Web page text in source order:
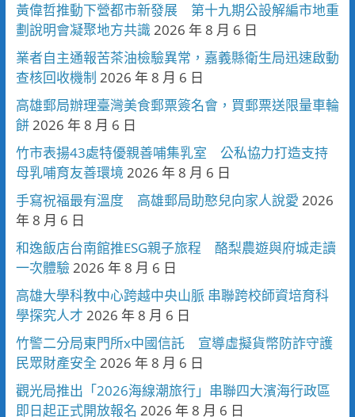
黃偉哲推動下營都市新發展 第十九期公設解編市地重
劃說明會凝聚地方共識2026 年 8 月 6 日
業者自主通報苦茶油檢驗異常，嘉義縣衛生局迅速啟動
查核回收機制 2026 年 8 月 6 日
高雄郵局辦理臺灣美食郵票簽名會，買郵票送限量車輪
餅2026 年 8 月 6 日
竹市表揚43處特優親善哺集乳室 公私協力打造支持
母乳哺育友善環境2026 年 8 月 6 日
手寫祝福最有溫度 高雄郵局助憨兒向家人說愛 2026
年 8 月 6 日
和逸飯店台南館推ESG親子旅程 酪梨農遊與府城走讀
一次體驗2026 年 8 月 6 日
高雄大學科教中心跨越中央山脈 串聯跨校師資培育科
學探究人才 2026 年 8 月 6 日
竹警二分局東門所x中國信託 宣導虛擬貨幣防詐守護
民眾財產安全 2026 年 8 月 6 日
觀光局推出「2026海線潮旅行」串聯四大濱海行政區
即日起正式開放報名 2026 年 8 月 6 日